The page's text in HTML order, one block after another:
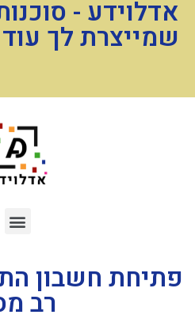
אדלוידע -
שמייצרת לך עוד
פתיחת חשבון
רב